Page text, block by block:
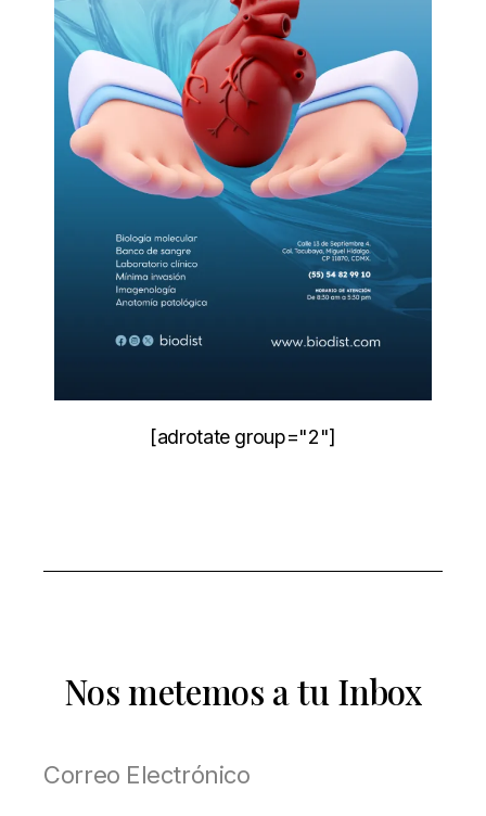
[adrotate group="2"]
Nos metemos a tu Inbox